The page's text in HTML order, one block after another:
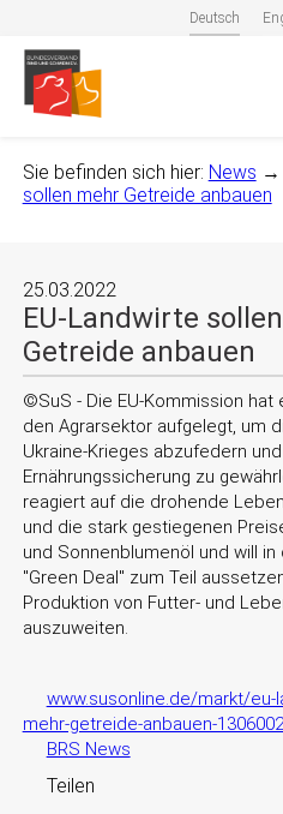
Deutsch
Sie befinden sich hier: News →
sollen mehr Getreide anbauen
25.03.2022
EU-Landwirte
Getreide anbauen
©SuS - Die EU-Kommission hat
den Agrarsektor aufgelegt, um
Ukraine-Krieges abzufedern
Ernährungssicherung zu
reagiert auf die drohende
und die stark gestiegenen
und Sonnenblumenöl und will
Green Deal
zum Teil
Produktion von Futter- und
auszuweiten.
www.susonline.de/markt/eu-
mehr-getreide-anbauen-
BRS News
Teilen